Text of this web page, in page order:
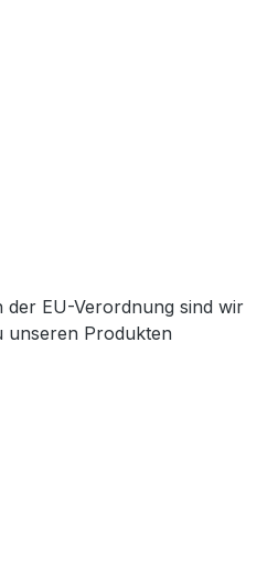
EU-Verordnung sind wir
unseren Produkten